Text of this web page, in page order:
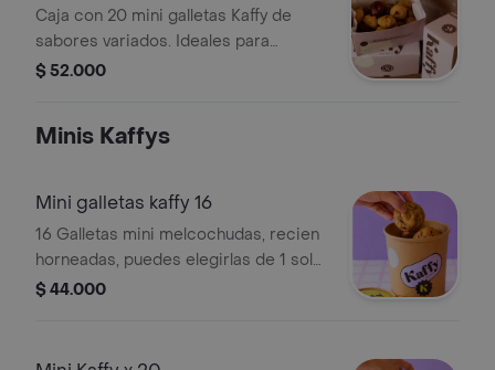
Caja con 20 mini galletas Kaffy de
sabores variados. Ideales para
compartir.
$ 52.000
Minis Kaffys
Mini galletas kaffy 16
16 Galletas mini melcochudas, recien
horneadas, puedes elegirlas de 1 solo
sabor o surtidos.
$ 44.000